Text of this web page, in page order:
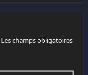
Les champs obligatoires